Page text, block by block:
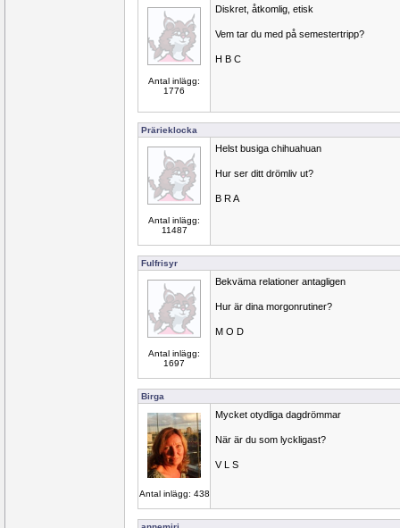
Antal inlägg:
1776
Diskret, åtkomlig, etisk
Vem tar du med på semestertripp?
H B C
Prärieklocka
Antal inlägg:
11487
Helst busiga chihuahuan
Hur ser ditt drömliv ut?
B R A
Fulfrisyr
Antal inlägg:
1697
Bekväma relationer antagligen
Hur är dina morgonrutiner?
M O D
Birga
Antal inlägg: 438
Mycket otydliga dagdrömmar
När är du som lyckligast?
V L S